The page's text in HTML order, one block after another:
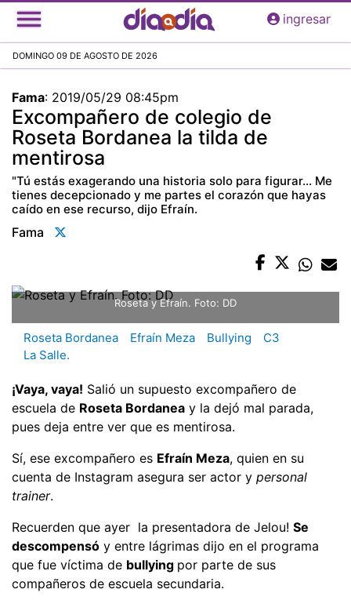
Pasar
al
principal
ingresar
DOMINGO 09 DE AGOSTO DE 2026
Fama: 2019/05/29 08:45pm
Excompañero de colegio de
Roseta Bordanea la tilda de
mentirosa
"Tú estás exagerando una historia solo para figurar... Me
tienes decepcionado y me partes el corazón que hayas
caído en ese recurso, dijo Efraín.
Fama
Roseta y Efraín. Foto: DD
Roseta Bordanea Efraín Meza Bullying
C3
La Salle.
¡Vaya, vaya! Salió un supuesto excompañero de
escuela de Roseta Bordanea y la dejó mal parada,
pues deja entre ver que es mentirosa.
Sí, ese excompañero es Efraín Meza, quien en su
cuenta de Instagram asegura ser actor y personal
trainer.
Recuerden que ayer la presentadora de Jelou! Se
descompensó y entre lágrimas dijo en el programa
que fue víctima de bullying por parte de sus
compañeros de escuela secundaria.